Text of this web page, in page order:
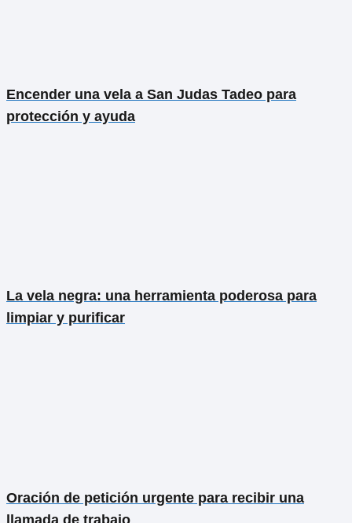
Encender una vela a San Judas Tadeo para
protección y ayuda
La vela negra: una herramienta poderosa para
limpiar y purificar
Oración de petición urgente para recibir una
llamada de trabajo